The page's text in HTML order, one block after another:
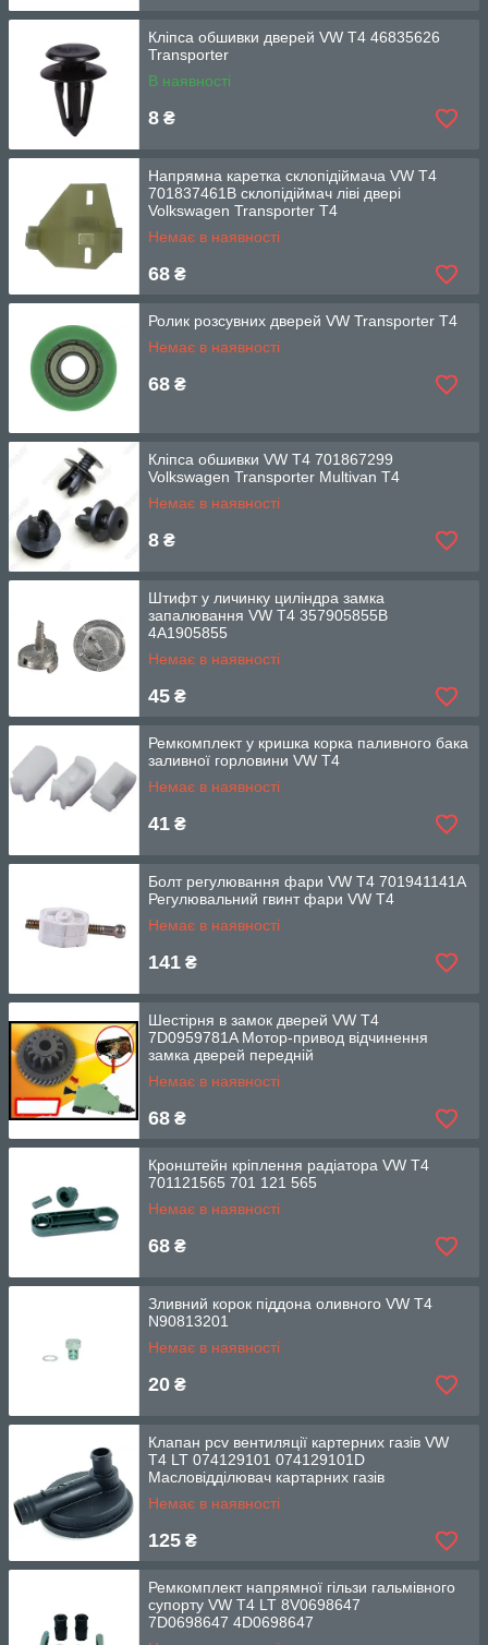
Кліпса обшивки дверей VW T4 46835626
Transporter
В наявності
8 ₴
Напрямна каретка склопідіймача VW T4
701837461B склопідіймач ліві двері
Volkswagen Transporter T4
Немає в наявності
68 ₴
Ролик розсувних дверей VW Transporter T4
Немає в наявності
68 ₴
Кліпса обшивки VW T4 701867299
Volkswagen Transporter Multivan T4
Немає в наявності
8 ₴
Штифт у личинку циліндра замка
запалювання VW T4 357905855B
4A1905855
Немає в наявності
45 ₴
Ремкомплект у кришка корка паливного бака
заливної горловини VW T4
Немає в наявності
41 ₴
Болт регулювання фари VW T4 701941141A
Регулювальний гвинт фари VW T4
Немає в наявності
141 ₴
Шестірня в замок дверей VW T4
7D0959781A Мотор-привод відчинення
замка дверей передній
Немає в наявності
68 ₴
Кронштейн кріплення радіатора VW T4
701121565 701 121 565
Немає в наявності
68 ₴
Зливний корок піддона оливного VW T4
N90813201
Немає в наявності
20 ₴
Клапан pcv вентиляції картерних газів VW
T4 LT 074129101 074129101D
Масловідділювач картарних газів
Немає в наявності
125 ₴
Ремкомплект напрямної гільзи гальмівного
супорту VW T4 LT 8V0698647
7D0698647 4D0698647